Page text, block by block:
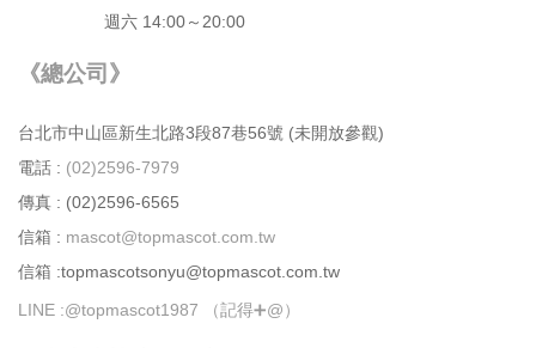
週六 14:00～20:00
《總公司》
台北市中⼭區新⽣北路3段87巷56號 (未開放參觀)
電話 : (02)2596-7979
傳真 : (02)2596-6565
信箱 : mascot@topmascot.com.tw
信箱 :topmascotsonyu@topmascot.com.tw
LINE :@topmascot1987 （記得➕@）